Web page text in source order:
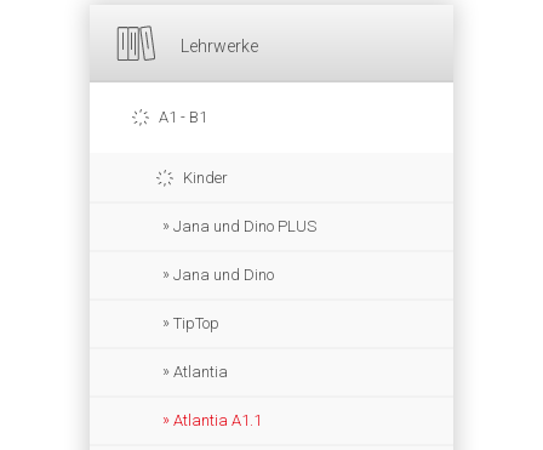
Lehrwerke
A1 - B1
Kinder
Jana und Dino PLUS
Jana und Dino
TipTop
Atlantia
Atlantia A1.1